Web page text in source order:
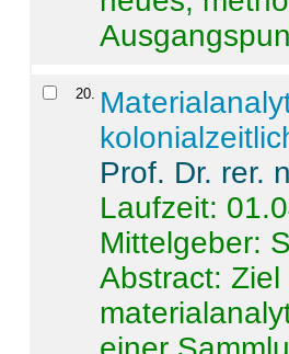
20
Prof. Dr. rer.
Laufzeit:
Mittelgeber:
Abstract:Ziel